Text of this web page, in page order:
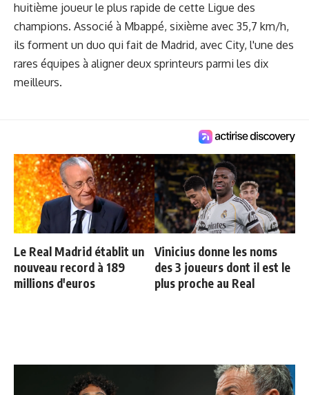
huitième joueur le plus rapide de cette Ligue des
champions. Associé à Mbappé, sixième avec 35,7 km/h,
ils forment un duo qui fait de Madrid, avec City, l'une des
rares équipes à aligner deux sprinteurs parmi les dix
meilleurs.
Le Real Madrid établit un
nouveau record à 189
millions d'euros
Vinicius donne les noms
des 3 joueurs dont il est le
plus proche au Real